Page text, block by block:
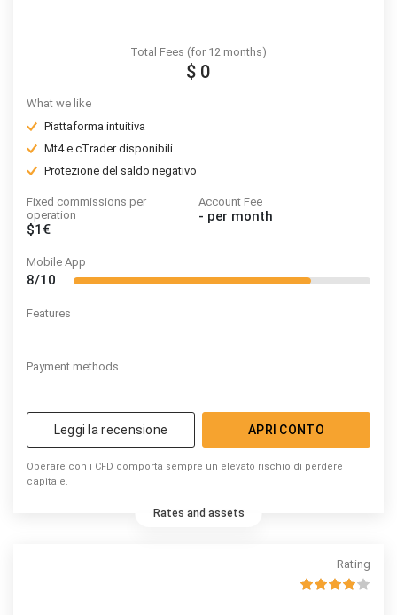
Total Fees (for 12 months)
$ 0
What we like
Piattaforma intuitiva
Mt4 e cTrader disponibili
Protezione del saldo negativo
Fixed commissions per
operation
$1€
Account Fee
- per month
Mobile App
8/10
Features
Payment methods
Leggi la recensione APRI CONTO
Operare con i CFD comporta sempre un elevato rischio di perdere
capitale.
Rates and assets
Rating